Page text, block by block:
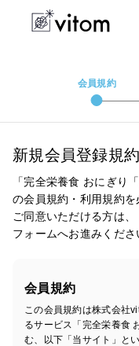
会員規約
新規会員登録規約
「完全栄養食 おにぎり
の会員規約・利用規約を
ご同意いただける方は
フォームへお進みくださ
会員規約
この会員規約は株式会社
るサービス「完全栄養食
む、以下「当サイト」と